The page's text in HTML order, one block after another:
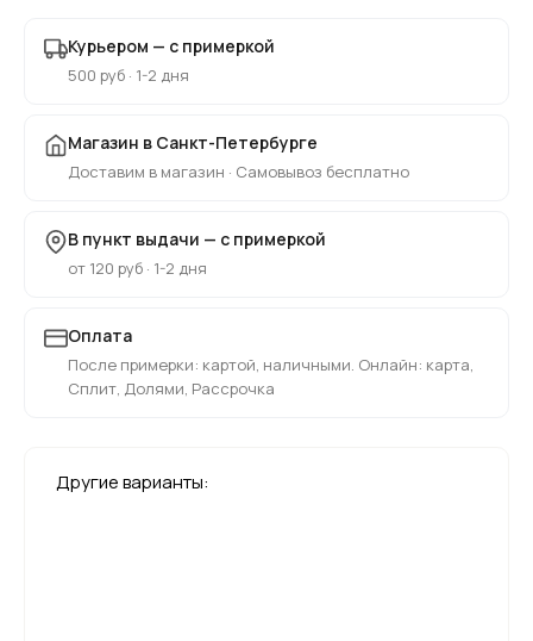
Курьером — с примеркой
500 руб · 1-2 дня
Магазин в Санкт-Петербурге
Доставим в магазин · Самовывоз бесплатно
В пункт выдачи — с примеркой
от 120 руб · 1-2 дня
Оплата
После примерки: картой, наличными. Онлайн: карта,
Сплит, Долями, Рассрочка
Другие варианты: